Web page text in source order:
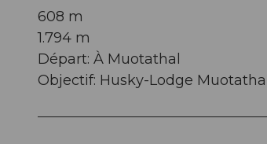
608 m
1.794 m
Départ: À Muotathal
Objectif: Husky-Lodge Muotathal